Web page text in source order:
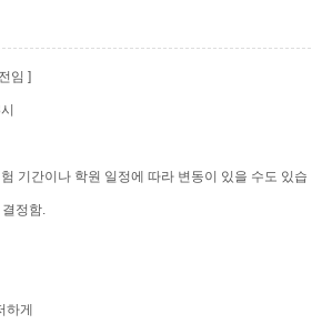
임 ]
이나 학원 일정에 따라 변동이 있을 수도 있습
결정함.
하게